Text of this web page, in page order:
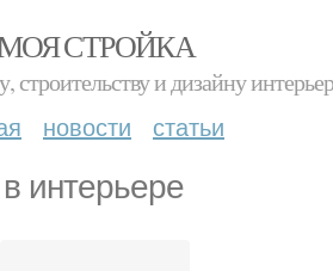
СТРОЙКА
строительству и дизайну
новости статьи
интерьере